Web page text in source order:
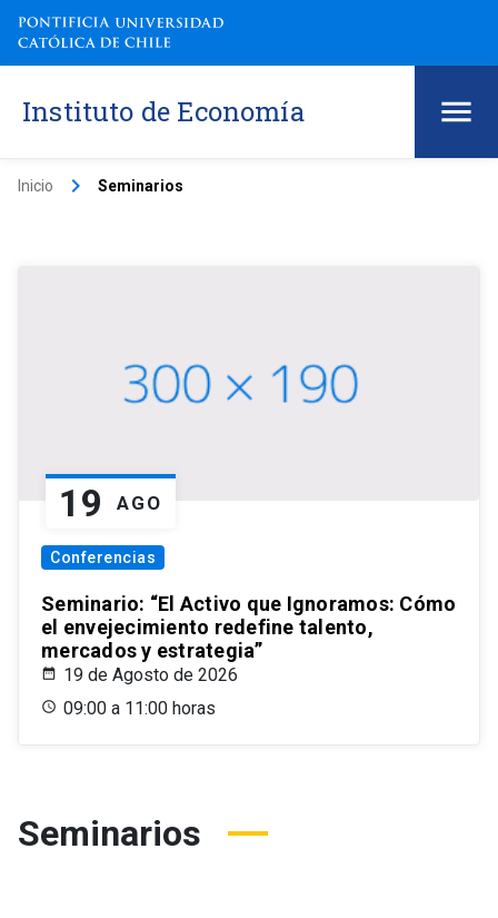
Instituto de Economía
Inicio keyboard_arrow_right Seminarios
19 AGO
Conferencias
Seminario: “El Activo que Ignoramos: Cómo
el envejecimiento redefine talento,
mercados y estrategia”
19 de Agosto de 2026
09:00 a 11:00 horas
Seminarios